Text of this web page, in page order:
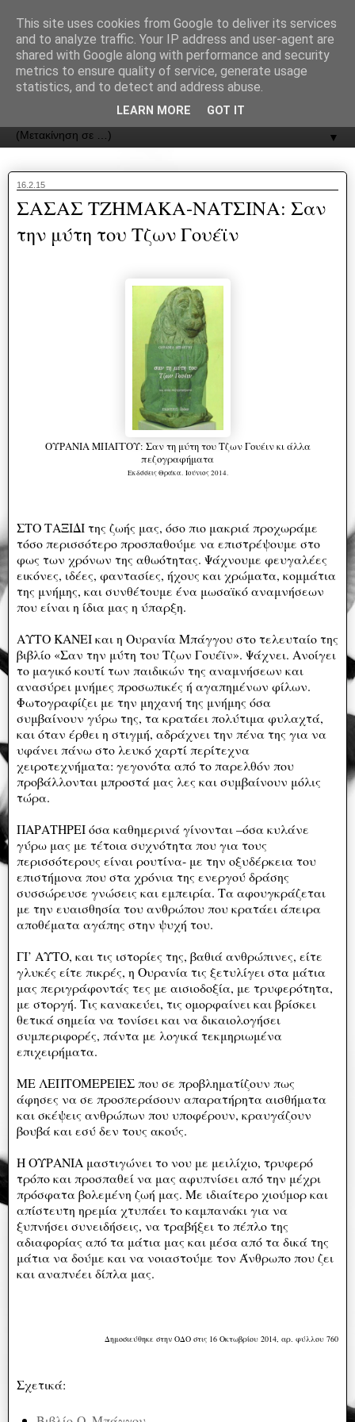
ΟΔΟΣ
▼
16.2.15
ΣΑΣΑΣ ΤΖΗΜΑΚΑ-ΝΑΤΣΙΝΑ: Σαν
την μύτη του Τζων Γουέϊν
ΟΥΡΑΝΙΑ ΜΠΑΓΓΟΥ: Σαν τη μύτη του Τζων Γουέιν κι άλλα
πεζογραφήματα
Εκδόσεις Θράκα. Ιούνιος 2014.
ΣΤΟ ΤΑΞΙΔΙ της ζωής μας, όσο πιο μακριά προχωράμε
τόσο περισσότερο προσπαθούμε να επιστρέψουμε στο
φως των χρόνων της αθωότητας. Ψάχνουμε φευγαλέες
εικόνες, ιδέες, φαντασίες, ήχους και χρώματα, κομμάτια
της μνήμης, και συνθέτουμε ένα μωσαϊκό αναμνήσεων
που είναι η ίδια μας η ύπαρξη.
ΑΥΤΟ ΚΑΝΕΙ και η Ουρανία Μπάγγου στο τελευταίο της
βιβλίο «Σαν την μύτη του Τζων Γουέϊν». Ψάχνει. Ανοίγει
το μαγικό κουτί των παιδικών της αναμνήσεων και
ανασύρει μνήμες προσωπικές ή αγαπημένων φίλων.
Φωτογραφίζει με την μηχανή της μνήμης όσα
συμβαίνουν γύρω της, τα κρατάει πολύτιμα φυλαχτά,
και όταν έρθει η στιγμή, αδράχνει την πένα της για να
υφάνει πάνω στο λευκό χαρτί περίτεχνα
χειροτεχνήματα: γεγονότα από το παρελθόν που
προβάλλονται μπροστά μας λες και συμβαίνουν μόλις
τώρα.
ΠΑΡΑΤΗΡΕΙ όσα καθημερινά γίνονται –όσα κυλάνε
γύρω μας με τέτοια συχνότητα που για τους
περισσότερους είναι ρουτίνα- με την οξυδέρκεια του
επιστήμονα που στα χρόνια της ενεργού δράσης
συσσώρευσε γνώσεις και εμπειρία. Τα αφουγκράζεται
με την ευαισθησία του ανθρώπου που κρατάει άπειρα
αποθέματα αγάπης στην ψυχή του.
ΓΙ’ ΑΥΤΟ, και τις ιστορίες της, βαθιά ανθρώπινες, είτε
γλυκές είτε πικρές, η Ουρανία τις ξετυλίγει στα μάτια
μας περιγράφοντάς τες με αισιοδοξία, με τρυφερότητα,
με στοργή. Τις κανακεύει, τις ομορφαίνει και βρίσκει
θετικά σημεία να τονίσει και να δικαιολογήσει
συμπεριφορές, πάντα με λογικά τεκμηριωμένα
επιχειρήματα.
ΜΕ ΛΕΠΤΟΜΕΡΕΙΕΣ που σε προβληματίζουν πως
άφησες να σε προσπεράσουν απαρατήρητα αισθήματα
και σκέψεις ανθρώπων που υποφέρουν, κραυγάζουν
βουβά και εσύ δεν τους ακούς.
Η ΟΥΡΑΝΙΑ μαστιγώνει το νου με μειλίχιο, τρυφερό
τρόπο και προσπαθεί να μας αφυπνίσει από την μέχρι
πρόσφατα βολεμένη ζωή μας. Με ιδιαίτερο χιούμορ και
απίστευτη ηρεμία χτυπάει το καμπανάκι για να
ξυπνήσει συνειδήσεις, να τραβήξει το πέπλο της
αδιαφορίας από τα μάτια μας και μέσα από τα δικά της
μάτια να δούμε και να νοιαστούμε τον Άνθρωπο που ζει
και αναπνέει δίπλα μας.
Δημοσιεύθηκε στην ΟΔΟ στις 16 Οκτωβρίου 2014, αρ. φύλλου 760
Σχετικά:
This site uses cookies from Google to deliver its services
and to analyze traffic. Your IP address and user-agent are
shared with Google along with performance and security
metrics to ensure quality of service, generate usage
statistics, and to detect and address abuse.
LEARN MORE GOT IT